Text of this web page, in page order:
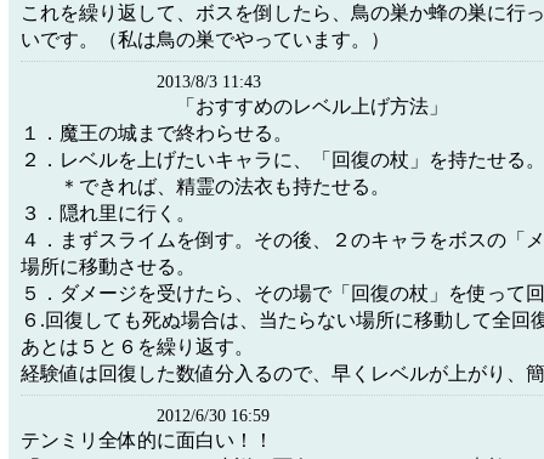
これを繰り返して、ボスを倒したら、鳥の巣か蜂の巣に行
いです。（私は鳥の巣でやっています。）
2013/8/3 11:43
「おすすめのレベル上げ方法」
１．魔王の城まで終わらせる。
２．レベルを上げたいキャラに、「回復の杖」を持たせる。
＊できれば、精霊の法衣も持たせる。
３．隠れ里に行く。
４．まずスライムを倒す。その後、２のキャラをボスの「
場所に移動させる。
５．ダメージを受けたら、その場で「回復の杖」を使って
６.回復しても死ぬ場合は、当たらない場所に移動して全回
あとは５と６を繰り返す。
経験値は回復した数値分入るので、早くレベルが上がり、
2012/6/30 16:59
テンミリ全体的に面白い！！